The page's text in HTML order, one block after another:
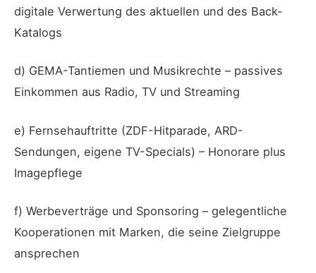
digitale Verwertung des aktuellen und des Back-
Katalogs
d) GEMA-Tantiemen und Musikrechte – passives
Einkommen aus Radio, TV und Streaming
e) Fernsehauftritte (ZDF-Hitparade, ARD-
Sendungen, eigene TV-Specials) – Honorare plus
Imagepflege
f) Werbeverträge und Sponsoring – gelegentliche
Kooperationen mit Marken, die seine Zielgruppe
ansprechen